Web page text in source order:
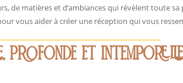
de matières et d’ambiances qui révèlent toute
vous aider à créer une réception qui vous
profonde et intemporelle